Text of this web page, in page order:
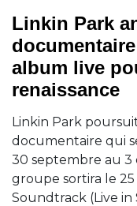
Linkin Park
album live
renaissance
Linkin Park
documentaire qui
30 septembre au 3
groupe sortira le
Soundtrack (Live